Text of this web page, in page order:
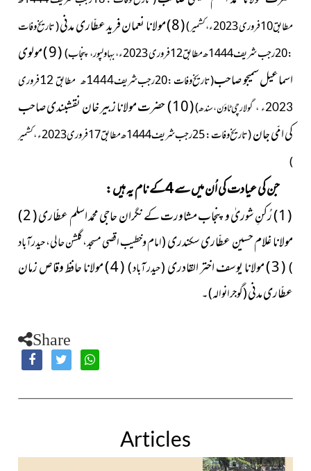
مطابق 10فروری 2023ء ،
کشمیر)( 8 ) مولانا نعمان فرید عطّاری مدنی
( تاریخ وفات
: 20رجب شریف 1444ھ مطابق 12فروری 2023ء ، بہاولپور ، پنجاب )
( 9 ) مولوی
اسماعیل سمیجوصاحب( تاریخ وفات : 20رجب شریف
1444ھ مطابق 12فروری
2023ء ،
گولارچی ٹاؤن ، سندھ)( 10 ) حضرت مولانا
زبیر خان نقشبندی صاحب
کی امّی جان( تاریخ وفات : 25رجب شریف 1444ھ مطابق 17فروری 2023ء ، کشمیر
)
جن کی عیادت کی اُن میں سے 4کے نام یہ ہیں :
( 1 ) رُکنِ شوریٰ و پنجاب مشاورت کے نگران حاجی محمد اسلم عطّاری ( 2 )
مولانا غلام حسین عطّاری سکندری( امام و خطیب اقصی مسجد ، گلشن حالی ، حیدرآباد
)( 3 ) مولانا یوسف اختر القادری ( حیدر آباد )
( 4 ) مولانا حافظ وقاص زمان
عطّاری مدنی( گوجرانوالہ )۔
Share
Articles